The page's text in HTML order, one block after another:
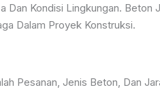
Dan Kondisi Lingkungan. Beton
Dalam Proyek Konstruksi.
Pesanan, Jenis Beton, Dan